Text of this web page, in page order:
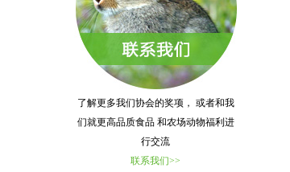
了解更多我们协会的奖项， 或者和我
们就更高品质食品 和农场动物福利进
行交流
联系我们>>